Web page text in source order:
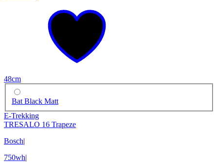
48cm
Bat Black Matt
E-Trekking
TRESALO 16 Trapeze
Bosch|
750wh|